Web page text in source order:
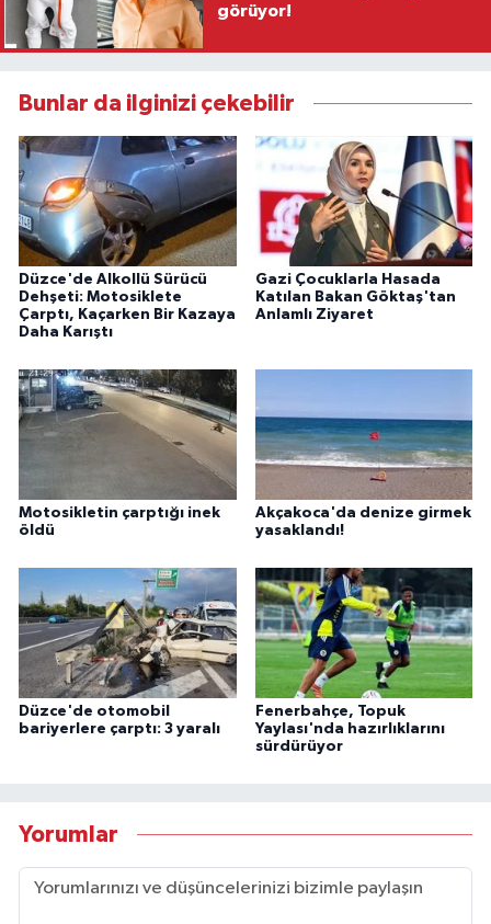
görüyor!
Bunlar da ilginizi çekebilir
Düzce'de Alkollü Sürücü
Dehşeti: Motosiklete
Çarptı, Kaçarken Bir Kazaya
Daha Karıştı
Gazi Çocuklarla Hasada
Katılan Bakan Göktaş'tan
Anlamlı Ziyaret
Motosikletin çarptığı inek
öldü
Akçakoca'da denize girmek
yasaklandı!
Düzce'de otomobil
bariyerlere çarptı: 3 yaralı
Fenerbahçe, Topuk
Yaylası'nda hazırlıklarını
sürdürüyor
Yorumlar